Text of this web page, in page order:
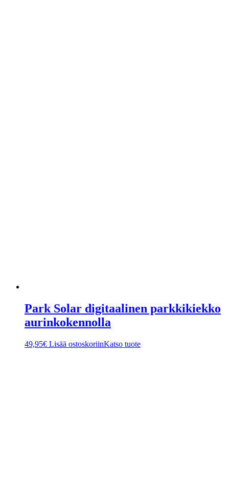
Park Solar digitaalinen parkkikiekko
aurinkokennolla
49,95€ Lisää ostoskoriinKatso tuote